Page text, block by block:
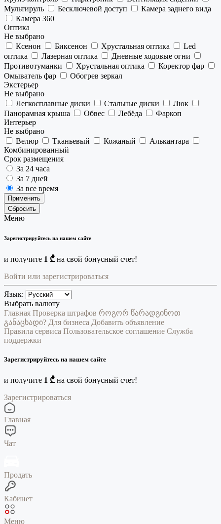
Мультируль
Бесключевой доступ
Камера заднего вида
Камера 360
Оптика
Не выбрано
Ксенон
Биксенон Хрустальная оптика
Led
оптика
Лазерная оптика
Дневные ходовые огни
Противотуманки
Хрустальная оптика
Коректор фар
Омыватель фар
Обогрев зеркал
Экстерьер
Не выбрано
Легкосплавные диски
Стальные диски
Люк
Панорамная крыша
Обвес Лебёда
Фаркоп
Интерьер
Не выбрано
Велюр
Тканьевый Кожаный
Алькантара
Комбинированный
Срок размещения
За 24 часа
За 7 дней
За все время
Применить
Сбросить
Меню
Зарегистрируйтесь на нашем сайте
и получите 1 ₾ на свой бонусный счет!
Войти или зарегистрироваться
Язык:
Выбрать валюту
Главная Проверка штрафов როგორ წარადგინოთ
განაცხადი? Для бизнеса Добавить объявление
Правила сервиса Пользовательское соглашение Служба
поддержки
Зарегистрируйтесь на нашем сайте
и получите 1 ₾ на свой бонусный счет!
Зарегистрироваться
Главная
Чат
Продать
Кабинет
Меню